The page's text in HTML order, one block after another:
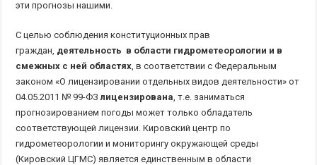
эти прогнозы нашими.
С целью соблюдения конституционных прав
граждан, деятельность в области гидрометеорологии и в
смежных с ней областях , в соответствии с Федеральным
законом «О лицензировании отдельных видов деятельности» от
04.05.2011 № 99-ФЗлицензирована , т.е. заниматься
прогнозированием погоды может только обладатель
соответствующей лицензии. Кировский центр по
гидрометеорологии и мониторингу окружающей среды
(Кировский ЦГМС) является единственным в области